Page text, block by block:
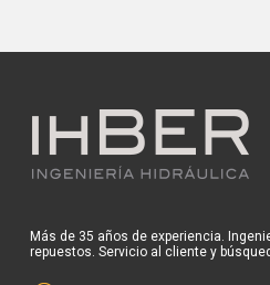
Más de 35 años de experiencia.
repuestos. Servicio al cliente y